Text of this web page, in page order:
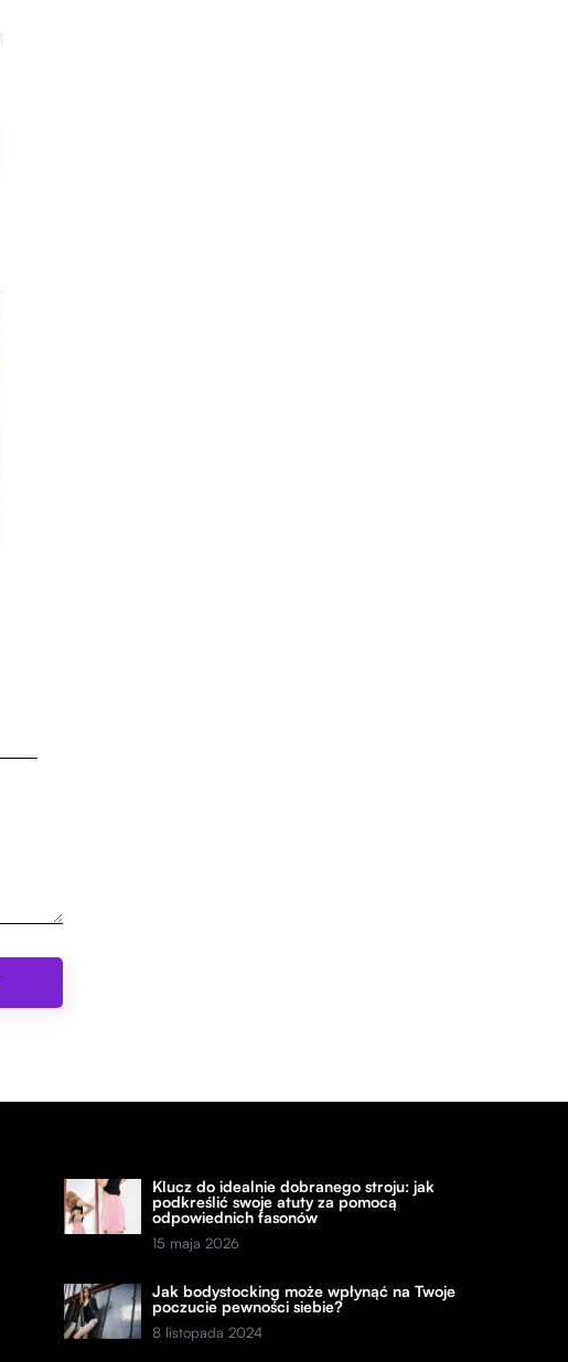
Klucz do idealnie dobranego stroju: jak
podkreślić swoje atuty za pomocą
odpowiednich fasonów
15 maja 2026
Jak bodystocking może wpłynąć na Twoje
poczucie pewności siebie?
8 listopada 2024